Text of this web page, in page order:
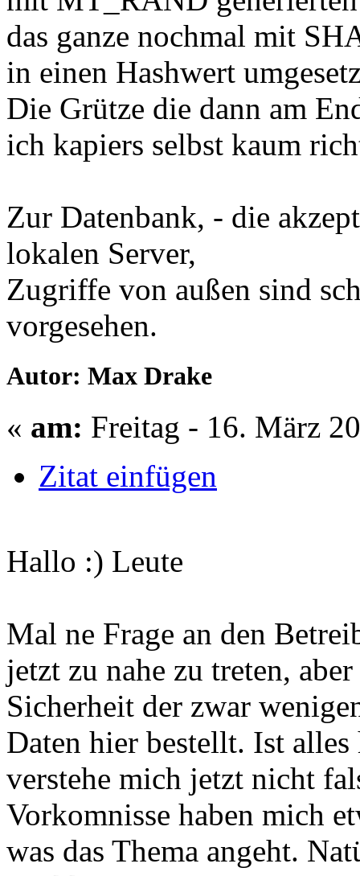
das ganze nochmal mit
in einen Hashwert
Die Grütze die dann am
ich kapiers selbst kaum
Zur Datenbank, - die
lokalen Server,
Zugriffe von außen sind
vorgesehen.
Autor: Max Drake
« am: Freitag - 16. März
Zitat einfügen
Hallo :) Leute
Mal ne Frage an den
jetzt zu nahe zu treten,
Sicherheit der zwar
Daten hier bestellt. Ist
verstehe mich jetzt nicht
Vorkomnisse haben mich
was das Thema angeht.